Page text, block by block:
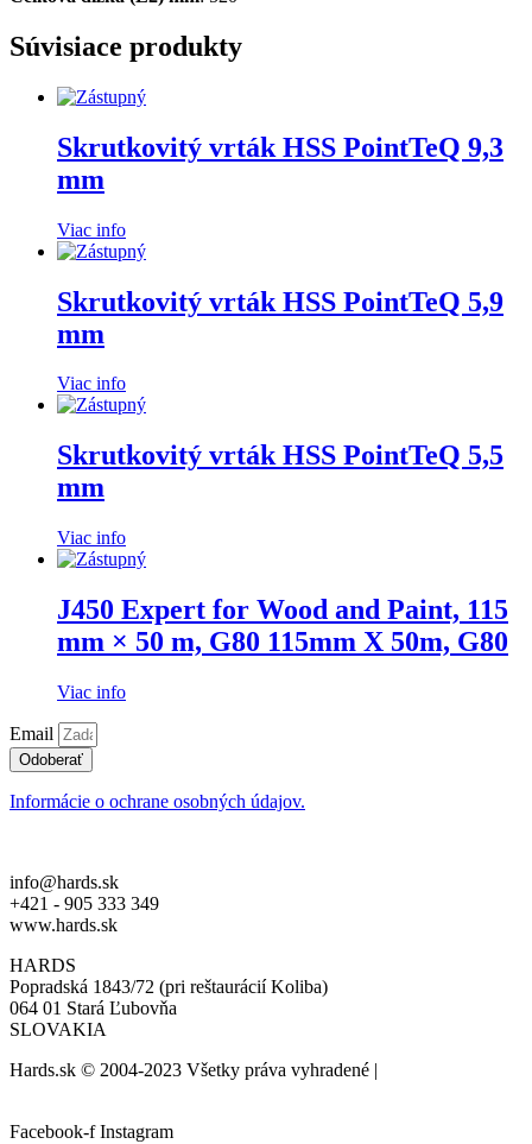
Súvisiace produkty
Skrutkovitý vrták HSS PointTeQ 9,3
mm
Viac info
Skrutkovitý vrták HSS PointTeQ 5,9
mm
Viac info
Skrutkovitý vrták HSS PointTeQ 5,5
mm
Viac info
J450 Expert for Wood and Paint, 115
mm × 50 m, G80 115mm X 50m, G80
Viac info
Email
Odoberať
Informácie o ochrane osobných údajov.
info@hards.sk
+421 - 905 333 349
www.hards.sk
HARDS
Popradská 1843/72 (pri reštaurácií Koliba)
064 01 Stará Ľubovňa
SLOVAKIA
Hards.sk © 2004-2023 Všetky práva vyhradené |
Facebook-f Instagram